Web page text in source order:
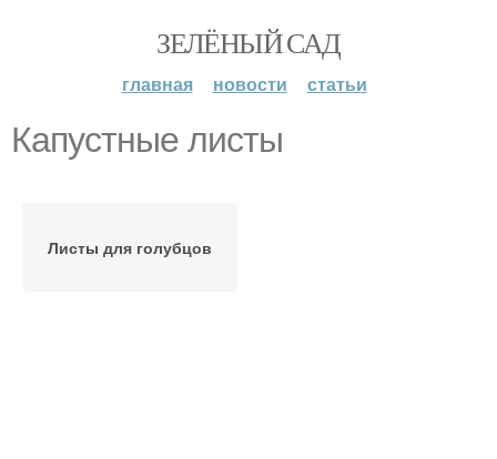
ЗЕЛЁНЫЙ САД
главная новости статьи
Капустные листы
Листы для голубцов